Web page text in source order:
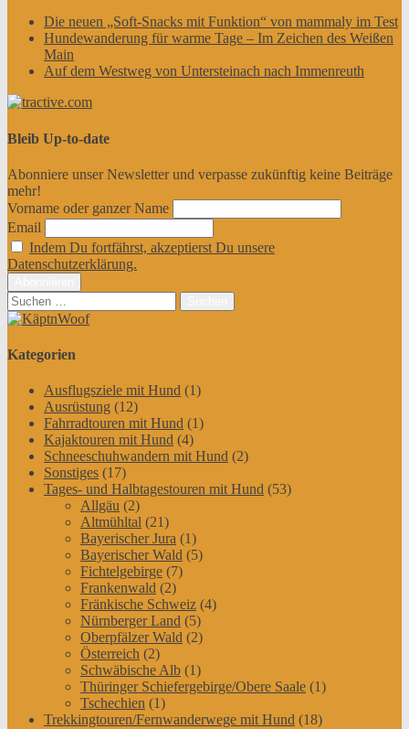
Die neuen „Soft-Snacks mit Funktion“ von mammaly im Test
Hundewanderung für warme Tage – Im Zeichen des Weißen
Main
Auf dem Westweg von Untersteinach nach Immenreuth
Bleib Up-to-date
Abonniere unser Newsletter und verpasse zukünftig keine Beiträge
mehr!
Vorname oder ganzer Name
Email
Indem Du fortfährst, akzeptierst Du unsere
Datenschutzerklärung.
Suchen
nach:
Kategorien
Ausflugsziele mit Hund (1)
Ausrüstung (12)
Fahrradtouren mit Hund (1)
Kajaktouren mit Hund (4)
Schneeschuhwandern mit Hund (2)
Sonstiges (17)
Tages- und Halbtagestouren mit Hund (53)
Allgäu (2)
Altmühltal (21)
Bayerischer Jura (1)
Bayerischer Wald (5)
Fichtelgebirge (7)
Frankenwald (2)
Fränkische Schweiz (4)
Nürnberger Land (5)
Oberpfälzer Wald (2)
Österreich (2)
Schwäbische Alb (1)
Thüringer Schiefergebirge/Obere Saale (1)
Tschechien (1)
Trekkingtouren/Fernwanderwege mit Hund (18)